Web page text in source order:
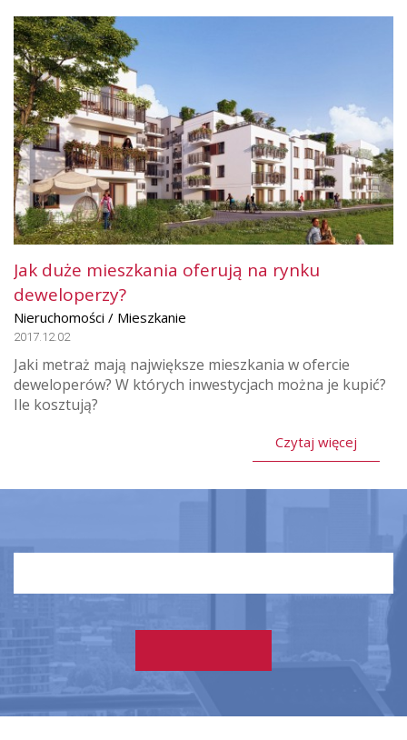
Jak duże mieszkania oferują na rynku
deweloperzy?
Nieruchomości / Mieszkanie
2017.12.02
Jaki metraż mają największe mieszkania w ofercie
deweloperów? W których inwestycjach można je kupić?
Ile kosztują?
Czytaj więcej